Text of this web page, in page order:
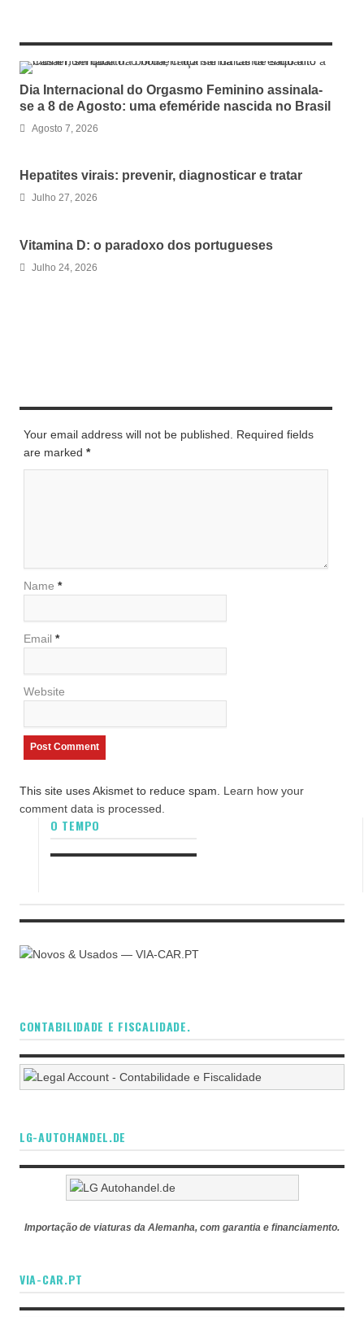
Dia Internacional do Orgasmo Feminino assinala-
se a 8 de Agosto: uma efeméride nascida no Brasil
Agosto 7, 2026
Hepatites virais: prevenir, diagnosticar e tratar
Julho 27, 2026
Vitamina D: o paradoxo dos portugueses
Julho 24, 2026
Your email address will not be published. Required fields
are marked *
Name *
Email *
Website
This site uses Akismet to reduce spam. Learn how your
comment data is processed.
O TEMPO
CONTABILIDADE E FISCALIDADE.
LG-AUTOHANDEL.DE
Importação de viaturas da Alemanha, com garantia e financiamento.
VIA-CAR.PT